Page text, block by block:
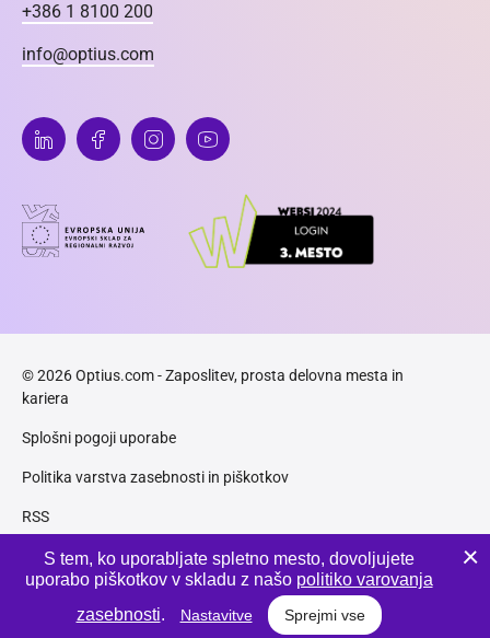
+386 1 8100 200
info@optius.com
© 2026 Optius.com - Zaposlitev, prosta delovna mesta in
kariera
Splošni pogoji uporabe
Politika varstva zasebnosti in piškotkov
RSS
Piškotki
S tem, ko uporabljate spletno mesto, dovoljujete
uporabo piškotkov v skladu z našo politiko varovanja
zasebnosti. Nastavitve Sprejmi vse